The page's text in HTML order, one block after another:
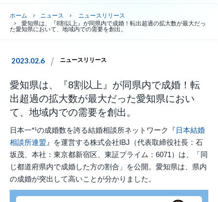
ホーム ニュース
ニュースリリース
愛知県は、『8割以上』が同県内で成婚！転出超過の拡大数が最大だっ
た愛知県において、地域内での需要を創出。
2023.02.6 ニュースリリース
愛知県は、『8割以上』が同県内で成婚！転
出超過の拡大数が最大だった愛知県におい
て、地域内での需要を創出。
日本一*¹の成婚数を誇る結婚相談所ネットワーク『⽇本結婚
相談所連盟 』を運営する株式会社IBJ（代表取締役社長：石
坂茂、本社：東京都新宿区、東証プライム：6071）は、「同
じ都道府県内で成婚した方の割合」を公開。愛知県は、県内
の成婚が突出して高いことが分かりました。